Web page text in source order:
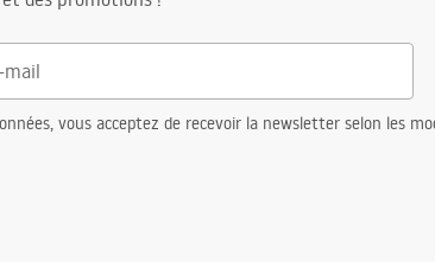
vous acceptez de recevoir la newsletter selon les